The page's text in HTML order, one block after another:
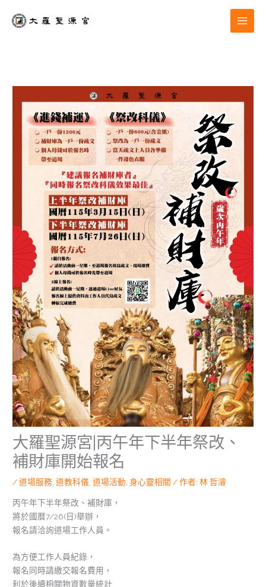
大羅聖源宮|丙午年下半年祭改、
補財庫開始報名
/道場服務,道教科儀,道場活動,身心靈相關 / 作者:林 哲濬
丙午年下半年祭改、補財庫，
將於國曆7/26(日)舉辦，
報名請洽詢道場工作人員。
為方便工作人員紀錄，
報名同時請繳交報名費用，
利於後續相關物資數量統計